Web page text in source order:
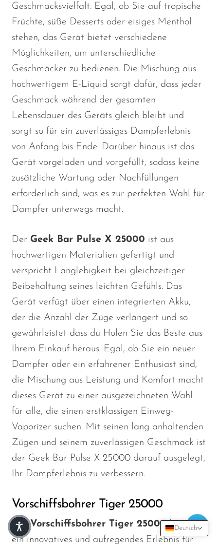
Deutsch
Geschmacksvielfalt. Egal, ob Sie auf tropische
Früchte, süße Desserts oder eisiges Menthol
stehen, das Gerät bietet verschiedene
Möglichkeiten, um unterschiedliche
Geschmäcker zu bedienen. Die Mischung aus
hochwertigem E-Liquid sorgt dafür, dass jeder
Geschmack während der gesamten
Lebensdauer des Geräts gleich bleibt und
sorgt so für ein zuverlässiges Dampferlebnis
von Anfang bis Ende. Darüber hinaus ist das
Gerät vorgeladen und vorgefüllt, sodass keine
zusätzliche Wartung oder Nachfüllungen
erforderlich sind, was es zur perfekten Wahl für
Dampfer unterwegs macht.
Der Geek Bar Pulse X 25000 ist aus
hochwertigen Materialien gefertigt und
verspricht Langlebigkeit bei gleichzeitiger
Beibehaltung seines leichten Gefühls. Das
Gerät verfügt über einen integrierten Akku,
der die Anzahl der Züge verlängert und so
gewährleistet dass du Holen Sie das Beste aus
Ihrem Einkauf heraus. Egal, ob Sie ein neuer
Dampfer oder ein erfahrener Enthusiast sind,
die Mischung aus Leistung und Komfort macht
dieses Gerät zu einer ausgezeichneten Wahl
für alle, die einen erstklassigen Einweg-
Vaporizer suchen. Mit seinen lang anhaltenden
Zügen und seinem zuverlässigen Geschmack ist
der Geek Bar Pulse X 25000 darauf ausgelegt,
Ihr Dampferlebnis zu verbessern.
Vorschiffsbohrer Tiger 25000
DerVorschiffsbohrer Tiger 25000bietet
ein innovatives und aufregendes Erlebnis für